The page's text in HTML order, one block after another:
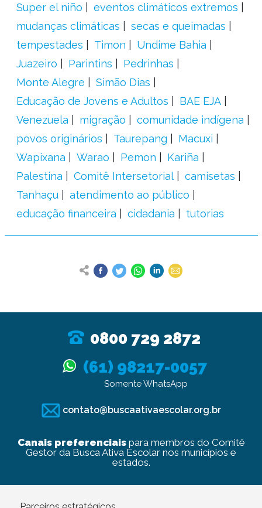
Super el niño
eventos climáticos extremos
mudanças climáticas
secas e queimadas
tempestades
Timon
Undime Bahia
Juazeiro
Parintins
Pedrinhas
Monte Alegre
Simão Dias
Educação de Jovens e Adultos
BAE EJA
Venezuela
migração
comunidade indígena
povos originários
Taurepang
Macuxi
Wapixana
Warao Pemon
Kariña
Palestina
Comitê Intersetorial
camisetas
Tanhaçu
atendimento ao público
educação financeira
cidadania tutorias
0800 729 2872
(61) 98217-0057
Somente WhatsApp
contato@buscaativaescolar.org.br
Canais preferenciaispara membros do Comitê
Gestor da Busca Ativa Escolar nos municípios e
estados.